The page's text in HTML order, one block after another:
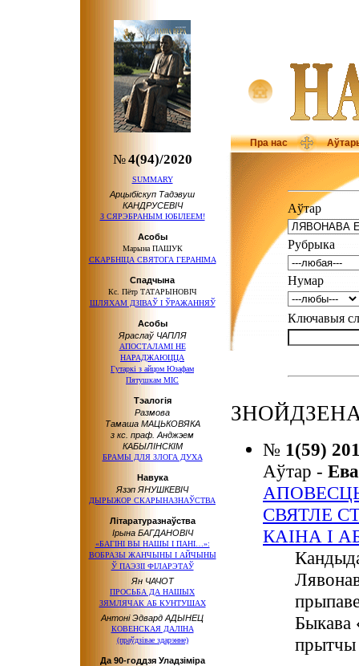
Пра нас
№4(94)/2020
SUMMARY
Арцыбіскуп Тадэвуш
КАНДРУСЕВІЧ
З СЯРЭБРАНЫМ ЮБІЛЕЕМ!
Асобы
Марына ПАШУК
СКАРБНІЦА СВЯТОГА ГЕРАНІМА
Спадчына
Кс. Пётр ТАТАРЫНОВІЧ
ШЛЯХАМ ДЗІВАЎ І ЎРАЖАННЯЎ
Асобы
Яраслаў ЧАПЛЯ
АПОСТАЛАМІ НЕ
НАРАДЖАЮЦЦА
Гутаркі з айцом Юзафам
Пятушкам MIC
Тэалогія
Размова
Тамаша МАЦЬКОВЯКА
з кс. праф. Анджэем
КАБЫЛІНСКІМ
БРАМЫ ДЛЯ ЗЛОГА ДУХА
Навука
Язэп ЯНУШКЕВІЧ
ДЫРЫЖОР СКАРЫНАЗНАЎСТВА
Літаратуразнаўства
Ірына БАГДАНОВІЧ
«БАГІНІ ВЫ НАШЫ І ПАНІ…»:
ВОБРАЗЫ ЖАНЧЫНЫ І АЙЧЫНЫ
Ў ПАЭЗІІ ФІЛАРЭТАЎ
Ян ЧАЧОТ
ПРОСЬБА ДА НАШЫХ
ЗЯМЛЯЧАК АБ КУНТУШАХ
Антоні Эдвард АДЫНЕЦ
КОВЕНСКАЯ ДАЛІНА
(праўдзівае здарэнне)
Да 90-годдзя Уладзіміра
Аўтар
Рубрыка
Нумар
Ключавыя
№ 1(59)
Аўтар -
СВЯТЛЕ
КАІНА І
Быкава
прытчы